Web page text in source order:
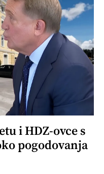
i HDZ-ovce s
pogodovanja